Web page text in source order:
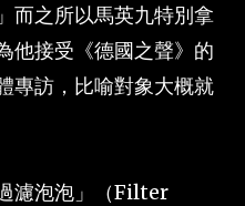
而之所以馬英九特別拿
他接受《德國之聲》的
專訪，比喻對象大概就
濾泡泡」（Filter